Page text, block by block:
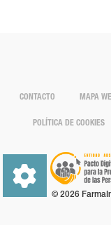
CONTACTO MAPA
POLÍTICA DE COOKIES
© 2026